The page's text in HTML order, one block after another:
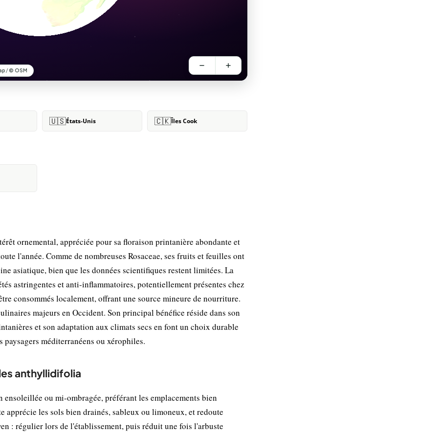
🇺🇸États-Unis 🇨🇰Îles Cook
ornemental, appréciée pour sa floraison printanière abondante et
l'année. Comme de nombreuses Rosaceae, ses fruits et feuilles ont
asiatique, bien que les données scientifiques restent limitées. La
astringentes et anti-inflammatoires, potentiellement présentes chez
consommés localement, offrant une source mineure de nourriture.
majeurs en Occident. Son principal bénéfice réside dans son
et son adaptation aux climats secs en font un choix durable
méditerranéens ou xérophiles.
anthyllidifolia
ou mi-ombragée, préférant les emplacements bien
les sols bien drainés, sableux ou limoneux, et redoute
: régulier lors de l'établissement, puis réduit une fois l'arbuste